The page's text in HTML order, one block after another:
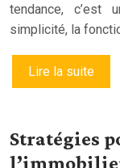
tendance,
simplicité, la
Lire la suite
Stratégies